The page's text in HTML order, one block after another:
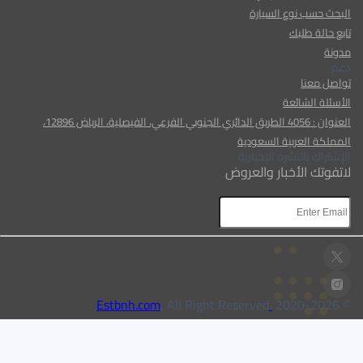
البحث حسب نوع السيارة
تابع حالة طلبك
مدونة
دعم
تواصل معنا
الأسئلة الشائعة
العنوان : 4056 الطريق الدائري الجنوبي الفرعي، الفيصلية، الرياض 12896،
المملكة العربية السعودية
الإشتراك بالنشرة الإخبارية
لاتفوتك الأخبار والعروض
© 2020-
2026
Estbnh.com
, All Right Reserved